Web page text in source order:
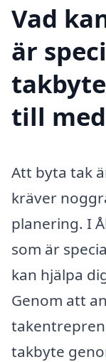
Vad
är
till
Att byta tak
kräver
planering. I
som är
kan hjälpa
Genom att
takbyte